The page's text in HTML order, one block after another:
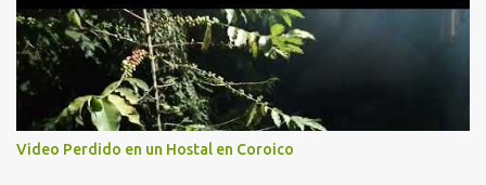
Video Perdido en un Hostal en Coroico